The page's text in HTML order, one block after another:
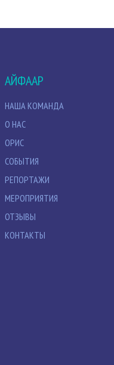
АЙФААР
НАША КОМАНДА
О НАС
ОРИС
СОБЫТИЯ
РЕПОРТАЖИ
МЕРОПРИЯТИЯ
ОТЗЫВЫ
КОНТАКТЫ